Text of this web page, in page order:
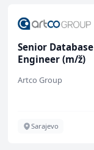
Senior Database
Engineer (m/ž)
Artco Group
Sarajevo